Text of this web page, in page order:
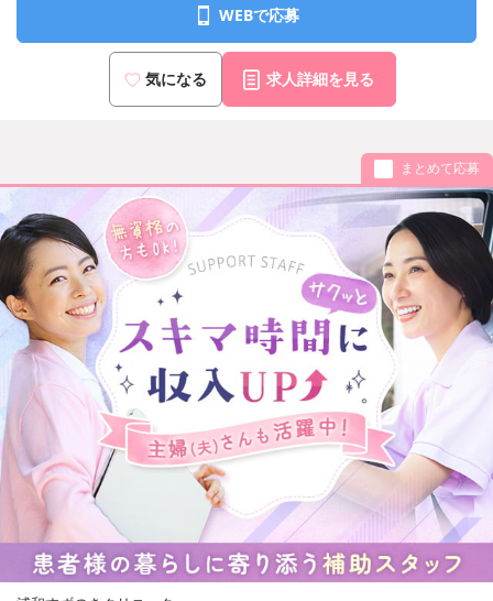
WEBで応募
気になる 求人詳細を見る
まとめて応募